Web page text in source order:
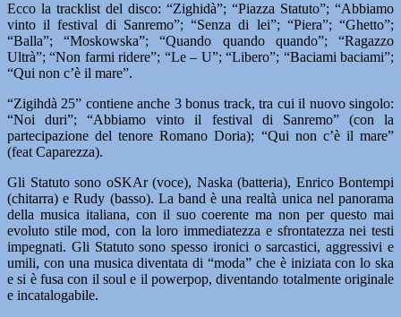
Ecco la tracklist del disco: “Zighidà”; “Piazza Statuto”; “Abbiamo
vinto il festival di Sanremo”; “Senza di lei”; “Piera”; “Ghetto”;
“Balla”; “Moskowska”; “Quando quando quando”; “Ragazzo
Ultrà”; “Non farmi ridere”; “Le – U”; “Libero”; “Baciami baciami”;
“Qui non c’è il mare”.
“Zigihdà 25” contiene anche 3 bonus track, tra cui il nuovo singolo:
“Noi duri”; “Abbiamo vinto il festival di Sanremo” (con la
partecipazione del tenore Romano Doria); “Qui non c’è il mare”
(feat Caparezza).
Gli Statuto sono oSKAr (voce), Naska (batteria), Enrico Bontempi
(chitarra) e Rudy (basso). La band è una realtà unica nel panorama
della musica italiana, con il suo coerente ma non per questo mai
evoluto stile mod, con la loro immediatezza e sfrontatezza nei testi
impegnati. Gli Statuto sono spesso ironici o sarcastici, aggressivi e
umili, con una musica diventata di “moda” che è iniziata con lo ska
e si è fusa con il soul e il powerpop, diventando totalmente originale
e incatalogabile.